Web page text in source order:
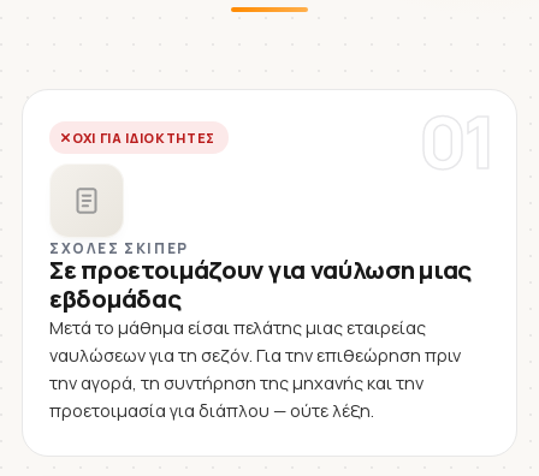
01
ΌΧΙ ΓΙΑ ΙΔΙΟΚΤΉΤΕΣ
ΣΧΟΛΈΣ ΣΚΊΠΕΡ
Σε προετοιμάζουν για ναύλωση μιας
εβδομάδας
Μετά το μάθημα είσαι πελάτης μιας εταιρείας
ναυλώσεων για τη σεζόν. Για την επιθεώρηση πριν
την αγορά, τη συντήρηση της μηχανής και την
προετοιμασία για διάπλου — ούτε λέξη.